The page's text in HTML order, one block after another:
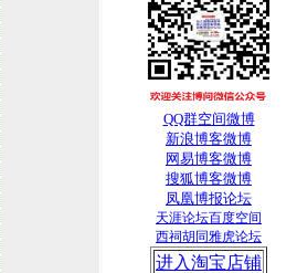
QQ群空间微博
新浪博客微博
网易博客微博
搜狐博客微博
凤凰博报论坛
天涯论坛百度空间
西祠胡同雅虎论坛
进入淘宝店铺